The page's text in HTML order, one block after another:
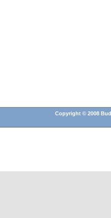
Copyright © 2008